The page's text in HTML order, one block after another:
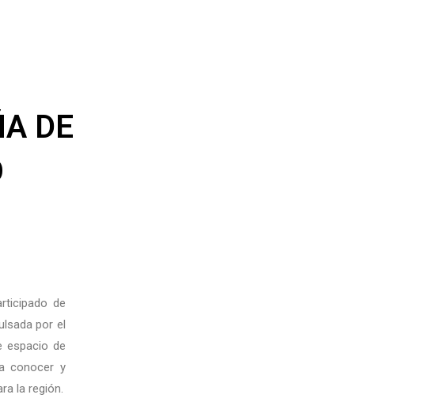
DE
de
por el
espacio de
conocer y
la región.